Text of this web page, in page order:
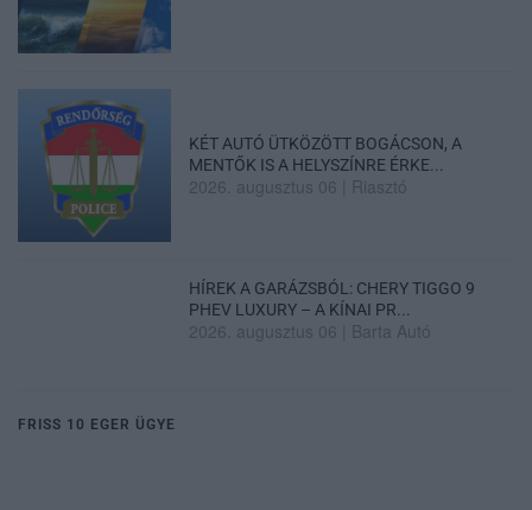
KÉT AUTÓ ÜTKÖZÖTT BOGÁCSON, A
MENTŐK IS A HELYSZÍNRE ÉRKE...
2026. augusztus 06 Riasztó
HÍREK A GARÁZSBÓL: CHERY TIGGO 9
PHEV LUXURY – A KÍNAI PR...
2026. augusztus 06 Barta Autó
FRISS 10 EGER ÜGYE